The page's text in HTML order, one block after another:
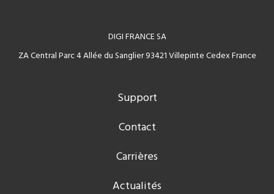
DIGI FRANCE SA
ZA Central Parc 4 Allée du Sanglier 93421 Villepinte Cedex France
Support
Contact
Carrières
Actualités